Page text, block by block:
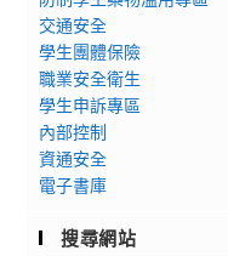
交通安全
學生團體保險
職業安全衛生
學生申訴專區
內部控制
資通安全
電子書庫
搜尋網站